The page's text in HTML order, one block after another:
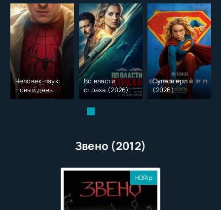
Человек-паук:
Новый день
(2026)
Во власти
страха (2026)
Супергерл
(2026)
Звено (2012)
HDRip